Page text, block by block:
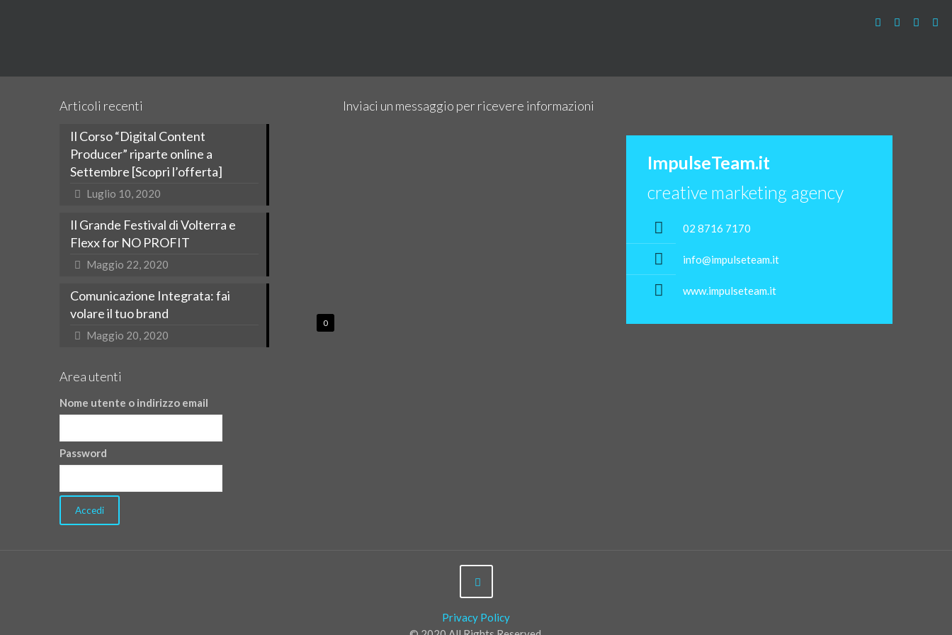
Articoli recenti
Il Corso “Digital Content
Producer” riparte online a
Settembre [Scopri l’offerta]
Luglio 10, 2020
Il Grande Festival di Volterra e
Flexx for NO PROFIT
Maggio 22, 2020
0
Comunicazione Integrata: fai
volare il tuo brand
Maggio 20, 2020
Area utenti
Nome utente o indirizzo email
Password
Inviaci un messaggio per ricevere informazioni
ImpulseTeam.it
creative marketing agency
02 8716 7170
info@impulseteam.it
www.impulseteam.it
Privacy Policy